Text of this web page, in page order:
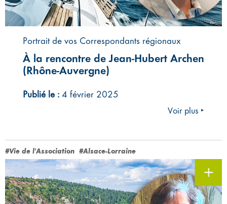
Portrait de vos Correspondants régionaux
À la rencontre de Jean-Hubert Archen
(Rhône-Auvergne)
Publié le : 4 février 2025
Voir plus ‣
#Vie de l'Association #Alsace-Lorraine